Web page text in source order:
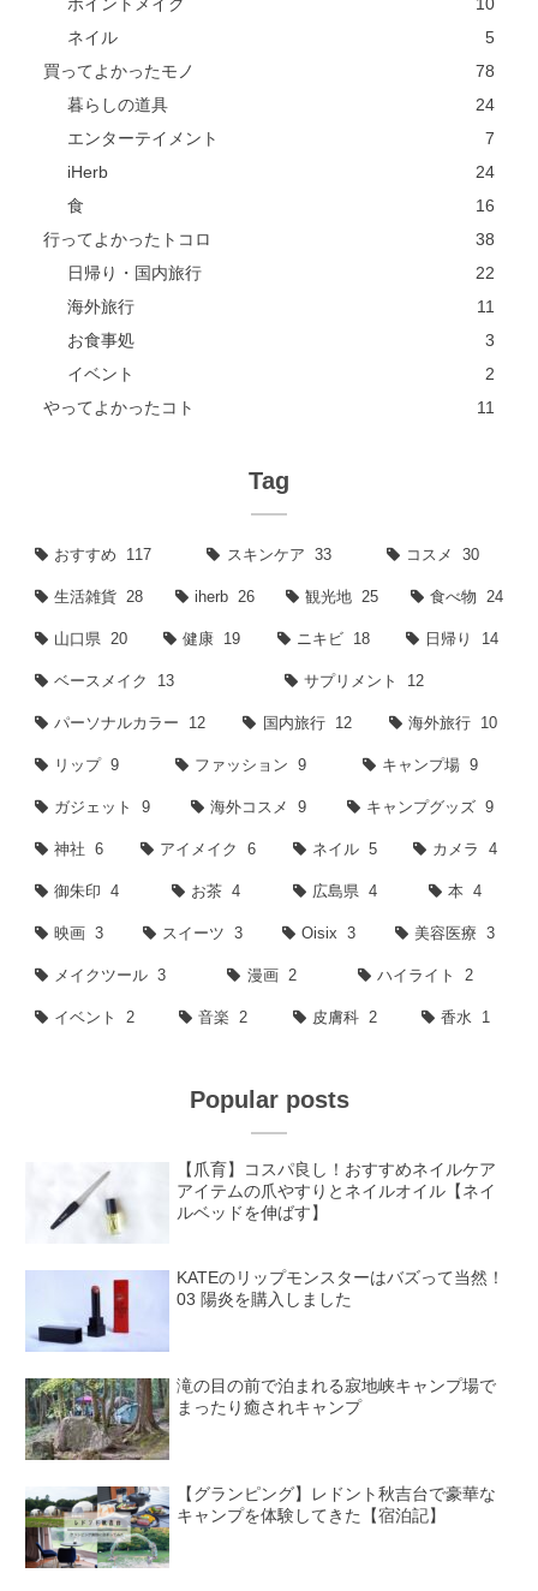
ネイル
5
買ってよかったモノ
78
暮らしの道具
24
エンターテイメント
7
iHerb
24
食
16
行ってよかったトコロ
38
日帰り・国内旅行
22
海外旅行
11
お食事処
3
イベント
2
やってよかったコト
11
Tag
おすすめ 117 スキンケア 33 コスメ 30
生活雑貨 28 iherb 26 観光地 25 食べ物 24
山口県 20 健康 19 ニキビ 18 日帰り 14
ベースメイク 13 サプリメント 12
パーソナルカラー 12 国内旅行 12 海外旅行 10
リップ 9 ファッション 9 キャンプ場 9
ガジェット 9 海外コスメ 9 キャンプグッズ 9
神社 6 アイメイク 6 ネイル 5 カメラ 4
御朱印 4 お茶 4 広島県 4 本 4
映画 3 スイーツ 3 Oisix 3 美容医療 3
メイクツール 3 漫画 2 ハイライト 2
イベント 2 音楽 2 皮膚科 2 香水 1
Popular posts
【爪育】コスパ良し！おすすめネイルケア
アイテムの爪やすりとネイルオイル【ネイ
ルベッドを伸ばす】
KATEのリップモンスターはバズって当然！
03 陽炎を購入しました
滝の目の前で泊まれる寂地峡キャンプ場で
まったり癒されキャンプ
【グランピング】レドント秋吉台で豪華な
キャンプを体験してきた【宿泊記】